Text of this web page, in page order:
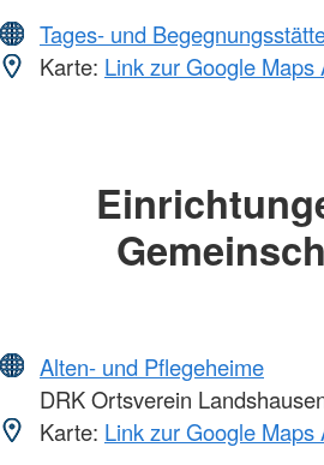
Tages- und
Karte: Link zur Google Maps
Alten- und Pflegeheime
DRK Ortsverein
Karte: Link zur Google Maps